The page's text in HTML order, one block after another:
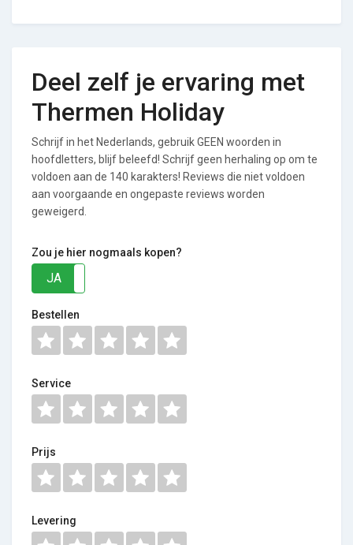
Deel zelf je ervaring met
Thermen Holiday
Schrijf in het Nederlands, gebruik GEEN woorden in
hoofdletters, blijf beleefd! Schrijf geen herhaling op om te
voldoen aan de 140 karakters! Reviews die niet voldoen
aan voorgaande en ongepaste reviews worden
geweigerd.
Zou je hier nogmaals kopen?
JA
Bestellen
Service
Prijs
Levering